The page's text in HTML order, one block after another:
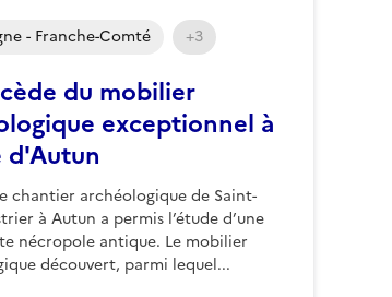
cède du mobilier
exceptionnel à
d'Autun
chantier archéologique de Saint-
à Autun a permis l’étude d’une
nécropole antique. Le mobilier
découvert, parmi lequel...
- Franche-Comté +3